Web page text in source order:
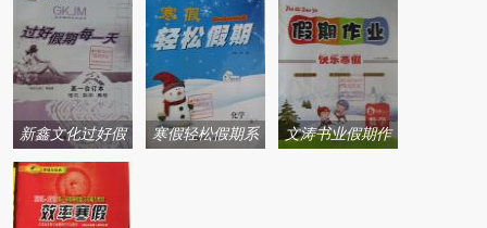
作业寒假作业系
列答案
列答案
新鑫文化过好假
期每一天寒假团
结出版社系列答
案
寒假轻松假期系
文涛书业假期作